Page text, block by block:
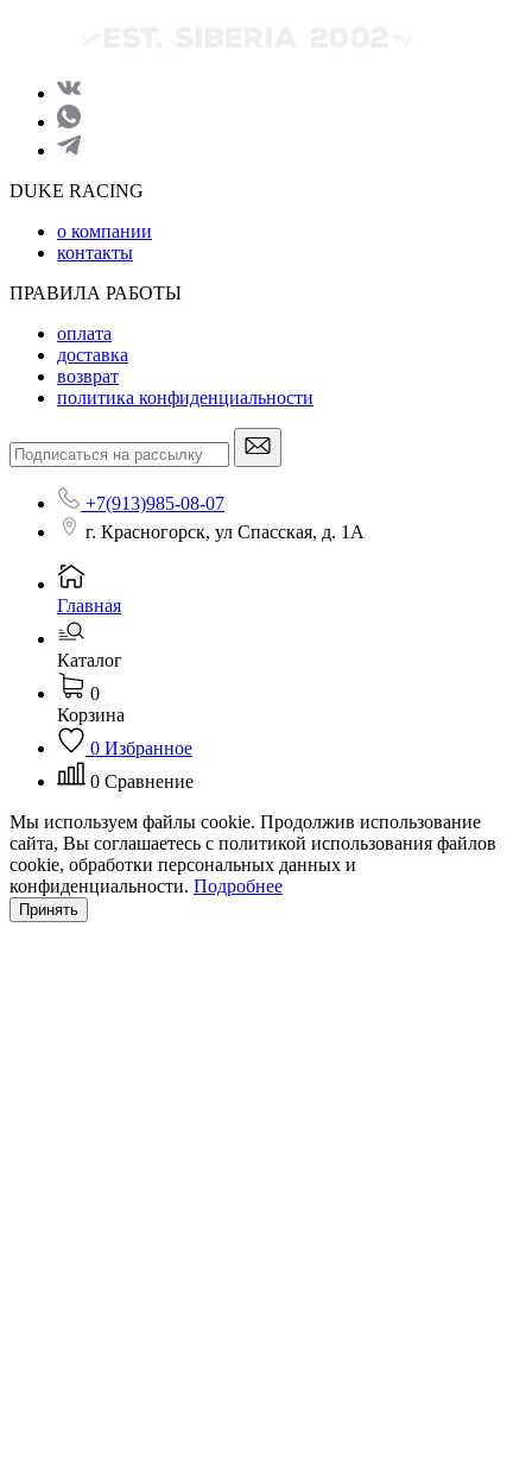
DUKE RACING
о компании
контакты
ПРАВИЛА РАБОТЫ
оплата
доставка
возврат
политика конфиденциальности
+7(913)985-08-07
г. Красногорск, ул Спасская, д. 1А
Главная
Каталог
0
Корзина
0 Избранное
0 Сравнение
Мы используем файлы cookie. Продолжив использование
сайта, Вы соглашаетесь с политикой использования файлов
cookie, обработки персональных данных и
конфиденциальности. Подробнее
Принять